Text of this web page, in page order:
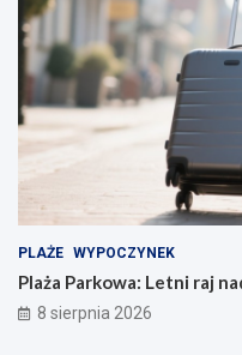
PLAŻE WYPOCZYNEK
Plaża Parkowa: Letni raj
8 sierpnia 2026